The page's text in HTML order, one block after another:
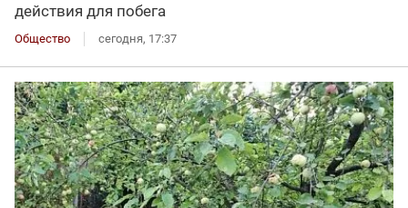
действия для побега
Общество сегодня, 17:37